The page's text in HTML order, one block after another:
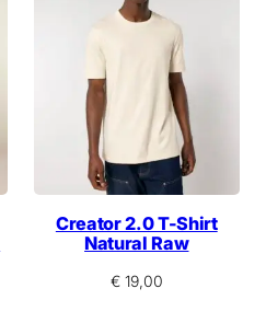
Creator 2.0 T-Shirt
Natural Raw
€19,00